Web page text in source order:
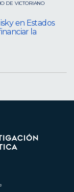
DE VICTORIANO
en Estados
la